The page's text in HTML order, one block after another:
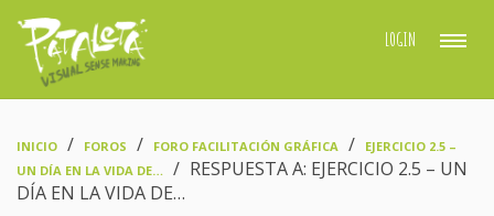
LOGIN
INICIO FOROS FORO FACILITACIÓN GRÁFICA
EJERCICIO 2.5 –
UN DÍA EN LA VIDA DE…
RESPUESTA A: EJERCICIO 2.5 – UN
DÍA EN LA VIDA DE…